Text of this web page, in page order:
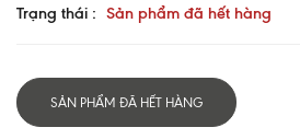
Trạng thái : Sản phẩm đã hết hàng
SẢN PHẨM ĐÃ HẾT HÀNG